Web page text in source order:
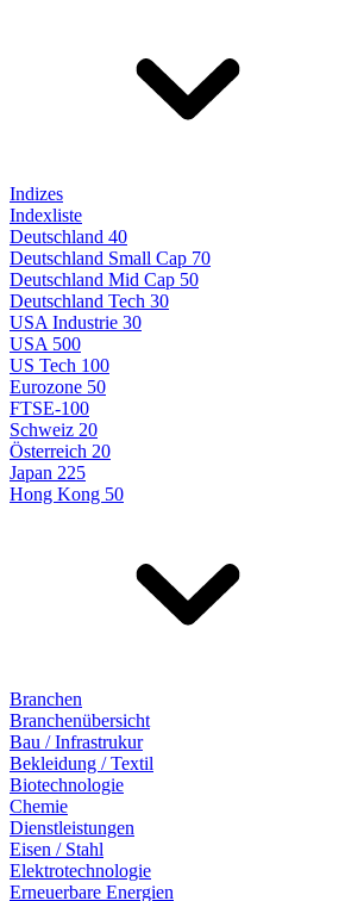
Indizes
Indexliste
Deutschland 40
Deutschland Small Cap 70
Deutschland Mid Cap 50
Deutschland Tech 30
USA Industrie 30
USA 500
US Tech 100
Eurozone 50
FTSE-100
Schweiz 20
Österreich 20
Japan 225
Hong Kong 50
Branchen
Branchenübersicht
Bau / Infrastrukur
Bekleidung / Textil
Biotechnologie
Chemie
Dienstleistungen
Eisen / Stahl
Elektrotechnologie
Erneuerbare Energien